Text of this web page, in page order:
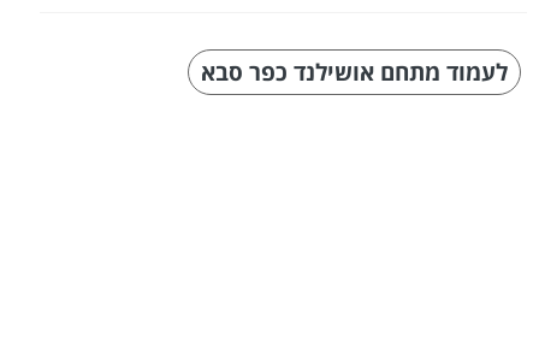
לעמוד מתחם אושילנד כפר סבא